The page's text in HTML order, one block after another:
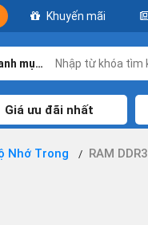
Khuyến mãi
Tất cả danh mục
Giá ưu đãi nhất
Nhớ Trong RAM DDR3